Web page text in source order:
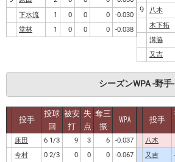
下水流
1 0 0 0 -0.030
堂林
1 0 0 0 -0.038
9 八木
木下拓
溝脇
又吉
シーズンWPA -野手-
投手
投球
回
被安
打
失
点
奪三
振
WPA
床田 6 1/3 9 3 6 -0.037
今村
0 2/3 0 0 0 -0.067
投手
八木
又吉